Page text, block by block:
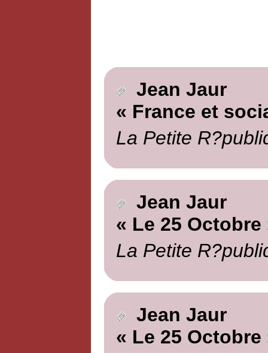
Jean Jaur
« France et
La Petite
Jean Jaur
« Le 25 Octobre
La Petite
Jean Jaur
« Le 25 Octobre